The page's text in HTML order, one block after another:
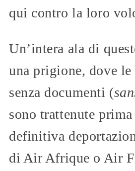
qui contro la loro
Un’intera ala di
una prigione, dove le
senza documenti (
sono trattenute
definitiva
di Air Afrique o Air